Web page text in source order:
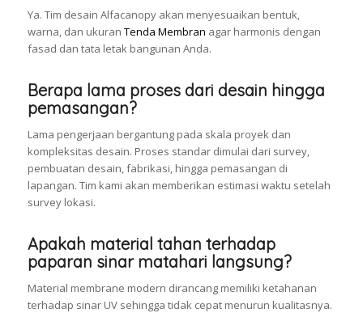
Ya. Tim desain Alfacanopy akan menyesuaikan bentuk,
warna, dan ukuran Tenda Membran agar harmonis dengan
fasad dan tata letak bangunan Anda.
Berapa lama proses dari desain hingga
pemasangan?
Lama pengerjaan bergantung pada skala proyek dan
kompleksitas desain. Proses standar dimulai dari survey,
pembuatan desain, fabrikasi, hingga pemasangan di
lapangan. Tim kami akan memberikan estimasi waktu setelah
survey lokasi.
Apakah material tahan terhadap
paparan sinar matahari langsung?
Material membrane modern dirancang memiliki ketahanan
terhadap sinar UV sehingga tidak cepat menurun kualitasnya.